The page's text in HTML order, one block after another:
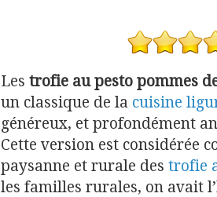
Les trofie au pesto pommes
un classique de la cuisine
généreux, et profondément
Cette version est considérée
paysanne et rurale des trofie
les familles rurales, on avait